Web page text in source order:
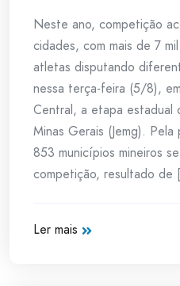
Neste ano, competição
cidades, com mais de 7
atletas disputando
nessa terça-feira (5/8),
Central, a etapa estadual
Minas Gerais (Jemg).
853 municípios mineiros
competição, resultado de
Ler mais